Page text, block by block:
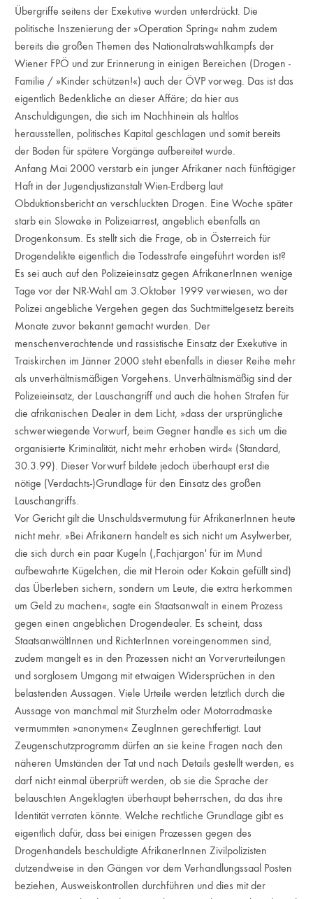
Übergriffe seitens der Exekutive wurden unterdrückt. Die
politische Inszenierung der »Operation Spring« nahm zudem
bereits die großen Themen des Nationalratswahlkampfs der
Wiener FPÖ und zur Erinnerung in einigen Bereichen (Drogen -
Familie / »Kinder schützen!«) auch der ÖVP vorweg. Das ist das
eigentlich Bedenkliche an dieser Affäre; da hier aus
Anschuldigungen, die sich im Nachhinein als haltlos
herausstellen, politisches Kapital geschlagen und somit bereits
der Boden für spätere Vorgänge aufbereitet wurde.
Anfang Mai 2000 verstarb ein junger Afrikaner nach fünftägiger
Haft in der Jugendjustizanstalt Wien-Erdberg laut
Obduktionsbericht an verschluckten Drogen. Eine Woche später
starb ein Slowake in Polizeiarrest, angeblich ebenfalls an
Drogenkonsum. Es stellt sich die Frage, ob in Österreich für
Drogendelikte eigentlich die Todesstrafe eingeführt worden ist?
Es sei auch auf den Polizeieinsatz gegen AfrikanerInnen wenige
Tage vor der NR-Wahl am 3.Oktober 1999 verwiesen, wo der
Polizei angebliche Vergehen gegen das Suchtmittelgesetz bereits
Monate zuvor bekannt gemacht wurden. Der
menschenverachtende und rassistische Einsatz der Exekutive in
Traiskirchen im Jänner 2000 steht ebenfalls in dieser Reihe mehr
als unverhältnismäßigen Vorgehens. Unverhältnismäßig sind der
Polizeieinsatz, der Lauschangriff und auch die hohen Strafen für
die afrikanischen Dealer in dem Licht, »dass der ursprüngliche
schwerwiegende Vorwurf, beim Gegner handle es sich um die
organisierte Kriminalität, nicht mehr erhoben wird« (Standard,
30.3.99). Dieser Vorwurf bildete jedoch überhaupt erst die
nötige (Verdachts-)Grundlage für den Einsatz des großen
Lauschangriffs.
Vor Gericht gilt die Unschuldsvermutung für AfrikanerInnen heute
nicht mehr. »Bei Afrikanern handelt es sich nicht um Asylwerber,
die sich durch ein paar Kugeln (‚Fachjargon' für im Mund
aufbewahrte Kügelchen, die mit Heroin oder Kokain gefüllt sind)
das Überleben sichern, sondern um Leute, die extra herkommen
um Geld zu machen«, sagte ein Staatsanwalt in einem Prozess
gegen einen angeblichen Drogendealer. Es scheint, dass
StaatsanwältInnen und RichterInnen voreingenommen sind,
zudem mangelt es in den Prozessen nicht an Vorverurteilungen
und sorglosem Umgang mit etwaigen Widersprüchen in den
belastenden Aussagen. Viele Urteile werden letztlich durch die
Aussage von manchmal mit Sturzhelm oder Motorradmaske
vermummten »anonymen« ZeugInnen gerechtfertigt. Laut
Zeugenschutzprogramm dürfen an sie keine Fragen nach den
näheren Umständen der Tat und nach Details gestellt werden, es
darf nicht einmal überprüft werden, ob sie die Sprache der
belauschten Angeklagten überhaupt beherrschen, da das ihre
Identität verraten könnte. Welche rechtliche Grundlage gibt es
eigentlich dafür, dass bei einigen Prozessen gegen des
Drogenhandels beschuldigte AfrikanerInnen Zivilpolizisten
dutzendweise in den Gängen vor dem Verhandlungssaal Posten
beziehen, Ausweiskontrollen durchführen und dies mit der